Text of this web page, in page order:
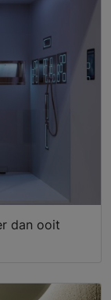
dan ooit